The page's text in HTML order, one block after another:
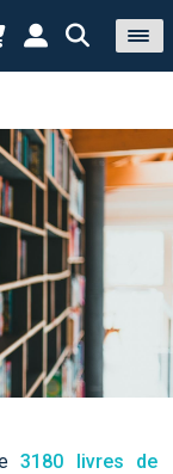
3180 livres de